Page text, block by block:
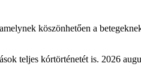
köszönhetően a
teljes kórtörténetét is. 2026